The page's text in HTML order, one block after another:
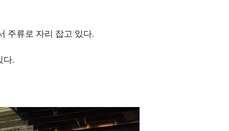
주류로 자리 잡고 있다.
다.